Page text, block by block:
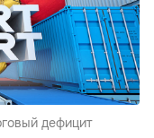
дефицит